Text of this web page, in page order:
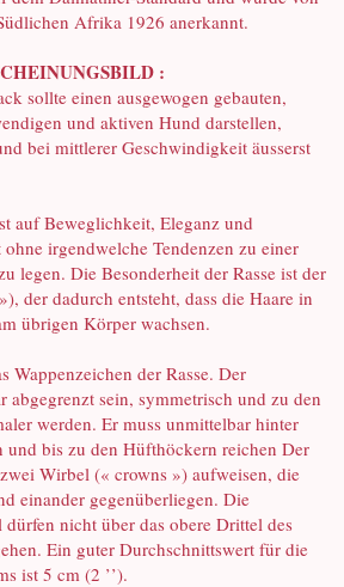
Afrika 1926 anerkannt.
:
sollte einen ausgewogen gebauten,
und aktiven Hund darstellen,
bei mittlerer Geschwindigkeit äusserst
auf Beweglichkeit, Eleganz und
irgendwelche Tendenzen zu einer
legen. Die Besonderheit der Rasse ist der
der dadurch entsteht, dass die Haare in
übrigen Körper wachsen.
Wappenzeichen der Rasse. Der
abgegrenzt sein, symmetrisch und zu den
werden. Er muss unmittelbar hinter
und bis zu den Hüfthöckern reichen Der
Wirbel (« crowns ») aufweisen, die
einander gegenüberliegen. Die
nicht über das obere Drittel des
Ein guter Durchschnittswert für die
ist 5 cm (2 ’’).